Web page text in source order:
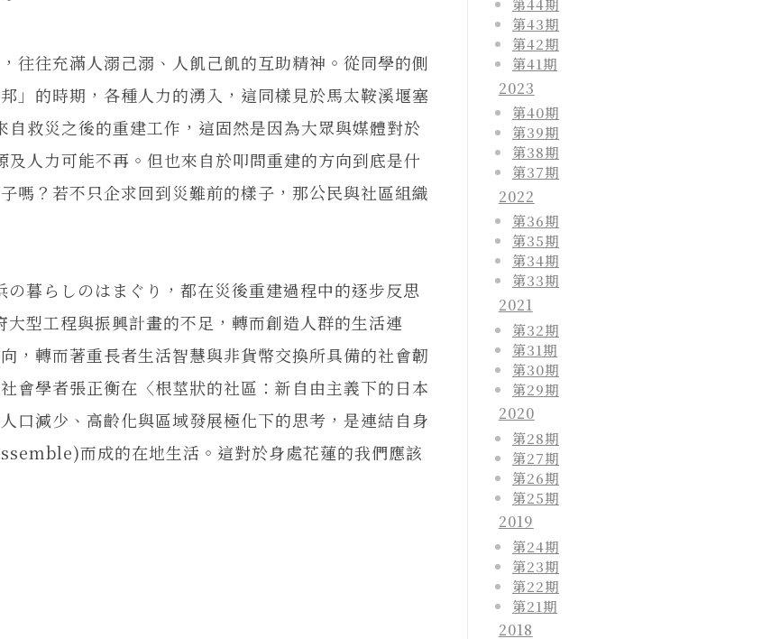
往充滿人溺己溺、人飢己飢的互助精神。從同學的側
」的時期，各種人力的湧入，這同樣見於馬太鞍溪堰塞
救災之後的重建工作，這固然是因為大眾與媒體對於
及人力可能不再。但也來自於叩問重建的方向到底是什
嗎？若不只企求回到災難前的樣子，那公民與社區組織
らしのはまぐり，都在災後重建過程中的逐步反思
型工程與振興計畫的不足，轉而創造人群的生活連
，轉而著重長者生活智慧與非貨幣交換所具備的社會韌
會學者張正衡在〈根莖狀的社區：新自由主義下的日本
口減少、高齡化與區域發展極化下的思考，是連結自身
而成的在地生活。這對於身處花蓮的我們應該
第43期
第42期
第41期
2023
第40期
第39期
第38期
第37期
2022
第36期
第35期
第34期
第33期
2021
第32期
第31期
第30期
第29期
2020
第28期
第27期
第26期
第25期
2019
第24期
第23期
第22期
第21期
2018